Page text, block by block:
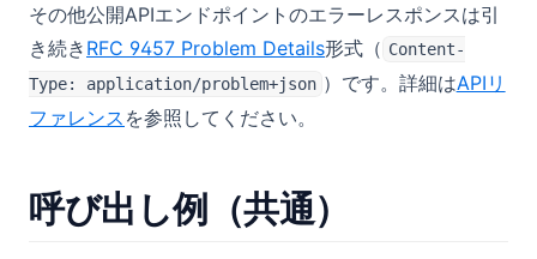
その他公開APIエンドポイントのエラーレスポンスは引
き続き RFC 9457 Problem Details(opens in a new tab)
形式（ Content-
Type: application/problem+json ）です。詳細はAPIリ
ファレンス を参照してください。
呼び出し例（共通）